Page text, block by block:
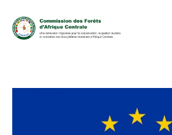
Documents Officiels
Conseils Des Ministres
Comptes Rendus De